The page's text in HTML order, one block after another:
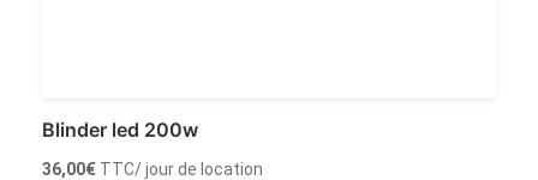
Blinder led 200w
36,00€ TTC/ jour de location